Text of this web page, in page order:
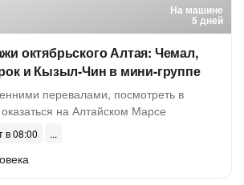
На машине
5 дней
октябрьского Алтая: Чемал,
и Кызыл-Чин в мини-группе
перевалами, посмотреть в
на Алтайском Марсе
в 08:00